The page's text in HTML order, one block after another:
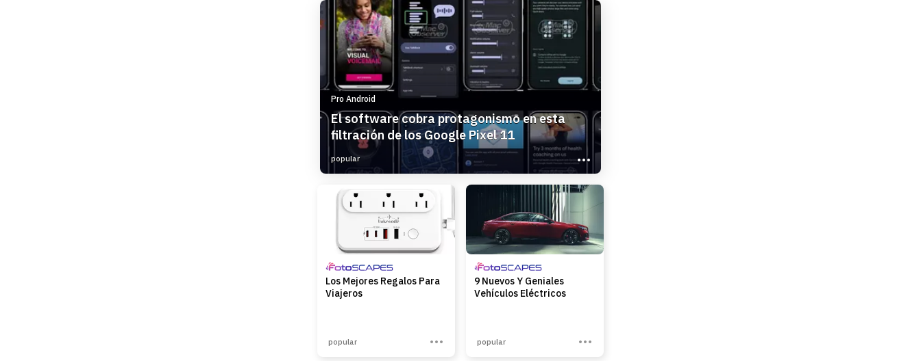
Pro Android
El software cobra protagonismo en esta
filtración de los Google Pixel 11
popular
Los Mejores Regalos Para
Viajeros
popular
9 Nuevos Y Geniales
Vehículos Eléctricos
popular